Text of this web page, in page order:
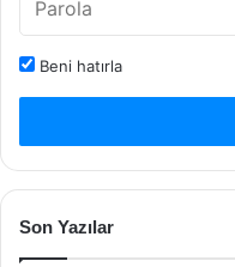
Beni hatırla
Son Yazılar